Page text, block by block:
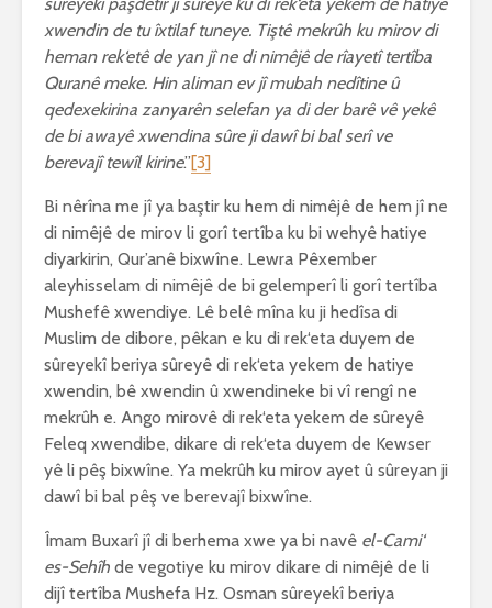
xwendin de tu îxtilaf tuneye. Tiştê mekrûh ku mirov di
heman rek‘etê de yan jî ne di nimêjê de rîayetî tertîba
Quranê meke. Hin aliman ev jî mubah nedîtine û
qedexekirina zanyarên selefan ya di der barê vê yekê
de bi awayê xwendina sûre ji dawî bi bal serî ve
berevajî tewîl kirine.”[3]
Bi nêrîna me jî ya baştir ku hem di nimêjê de hem jî ne
di nimêjê de mirov li gorî tertîba ku bi wehyê hatiye
diyarkirin, Qur’anê bixwîne. Lewra Pêxember
aleyhisselam di nimêjê de bi gelemperî li gorî tertîba
Mushefê xwendiye. Lê belê mîna ku ji hedîsa di
Muslim de dibore, pêkan e ku di rek‘eta duyem de
sûreyekî beriya sûreyê di rek‘eta yekem de hatiye
xwendin, bê xwendin û xwendineke bi vî rengî ne
mekrûh e. Ango mirovê di rek‘eta yekem de sûreyê
Feleq xwendibe, dikare di rek‘eta duyem de Kewser
yê li pêş bixwîne. Ya mekrûh ku mirov ayet û sûreyan ji
dawî bi bal pêş ve berevajî bixwîne.
Îmam Buxarî jî di berhema xwe ya bi navê el-Cami‘
es-Sehîh de vegotiye ku mirov dikare di nimêjê de li
dijî tertîba Mushefa Hz. Osman sûreyekî beriya